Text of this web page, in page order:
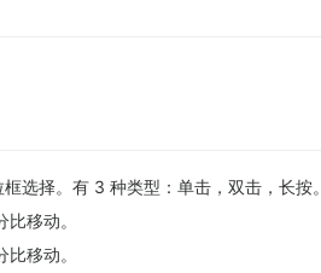
选择。有 3 种类型：单击，双击，长按。
移动。
移动。